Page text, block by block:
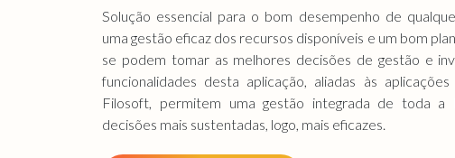
Solução essencial para o bom desempenho de
uma gestão eficaz dos recursos disponíveis e um bom
se podem tomar as melhores decisões de gestão e
funcionalidades desta aplicação, aliadas às
Filosoft, permitem uma gestão integrada de toda a
decisões mais sustentadas, logo, mais eficazes.